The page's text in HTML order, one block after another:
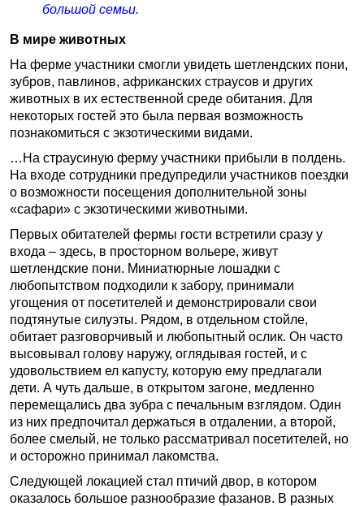
большой семьи.
В мире животных
На ферме участники смогли увидеть шетлендских пони,
зубров, павлинов, африканских страусов и других
животных в их естественной среде обитания. Для
некоторых гостей это была первая возможность
познакомиться с экзотическими видами.
…На страусиную ферму участники прибыли в полдень.
На входе сотрудники предупредили участников поездки
о возможности посещения дополнительной зоны
«сафари» с экзотическими животными.
Первых обитателей фермы гости встретили сразу у
входа – здесь, в просторном вольере, живут
шетлендские пони. Миниатюрные лошадки с
любопытством подходили к забору, принимали
угощения от посетителей и демонстрировали свои
подтянутые силуэты. Рядом, в отдельном стойле,
обитает разговорчивый и любопытный ослик. Он часто
высовывал голову наружу, оглядывая гостей, и с
удовольствием ел капусту, которую ему предлагали
дети. А чуть дальше, в открытом загоне, медленно
перемещались два зубра с печальным взглядом. Один
из них предпочитал держаться в отдалении, а второй,
более смелый, не только рассматривал посетителей, но
и осторожно принимал лакомства.
Следующей локацией стал птичий двор, в котором
оказалось большое разнообразие фазанов. В разных